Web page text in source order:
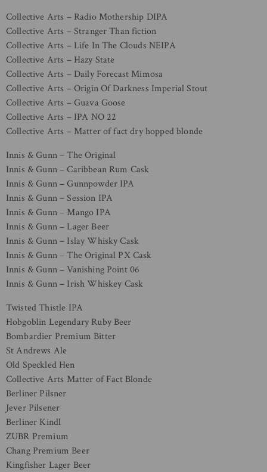
Collective Arts – Radio Mothership DIPA
Collective Arts – Stranger Than fiction
Collective Arts – Life In The Clouds NEIPA
Collective Arts – Hazy State
Collective Arts – Daily Forecast Mimosa
Collective Arts – Origin Of Darkness Imperial Stout
Collective Arts – Guava Goose
Collective Arts – IPA NO 22
Collective Arts – Matter of fact dry hopped blonde
Innis & Gunn – The Original
Innis & Gunn – Caribbean Rum Cask
Innis & Gunn – Gunnpowder IPA
Innis & Gunn – Session IPA
Innis & Gunn – Mango IPA
Innis & Gunn – Lager Beer
Innis & Gunn – Islay Whisky Cask
Innis & Gunn – The Original PX Cask
Innis & Gunn – Vanishing Point 06
Innis & Gunn – Irish Whiskey Cask
Twisted Thistle IPA
Hobgoblin Legendary Ruby Beer
Bombardier Premium Bitter
St Andrews Ale
Old Speckled Hen
Collective Arts Matter of Fact Blonde
Berliner Pilsner
Jever Pilsener
Berliner Kindl
ZUBR Premium
Chang Premium Beer
Kingfisher Lager Beer